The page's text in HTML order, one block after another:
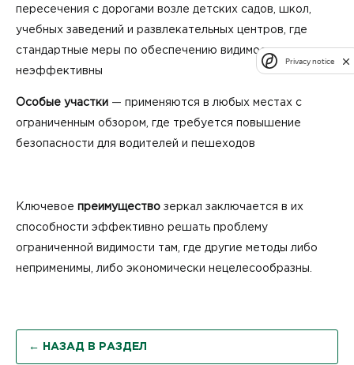
пересечения с дорогами возле детских садов, школ,
учебных заведений и развлекательных центров, где
стандартные меры по обеспечению видимости
неэффективны
Особые участки — применяются в любых местах с
ограниченным обзором, где требуется повышение
безопасности для водителей и пешеходов
Ключевое преимущество зеркал заключается в их
способности эффективно решать проблему
ограниченной видимости там, где другие методы либо
неприменимы, либо экономически нецелесообразны.
← НАЗАД В РАЗДЕЛ
Privacy notice